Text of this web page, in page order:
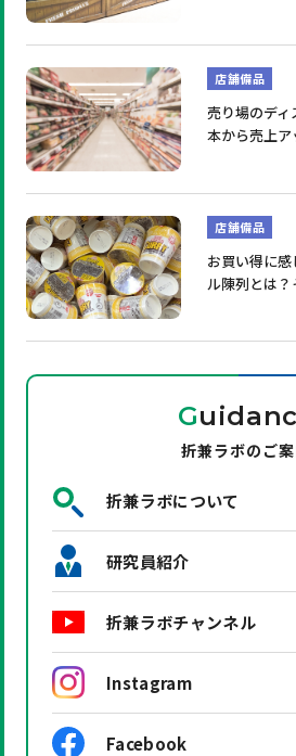
店舗備品
売り場のデ
本から売上
店舗備品
お買い得に
ル陳列とは
G
折兼ラボのご
折兼ラボについて
研究員紹介
折兼ラボチャンネル
Instagram
Facebook